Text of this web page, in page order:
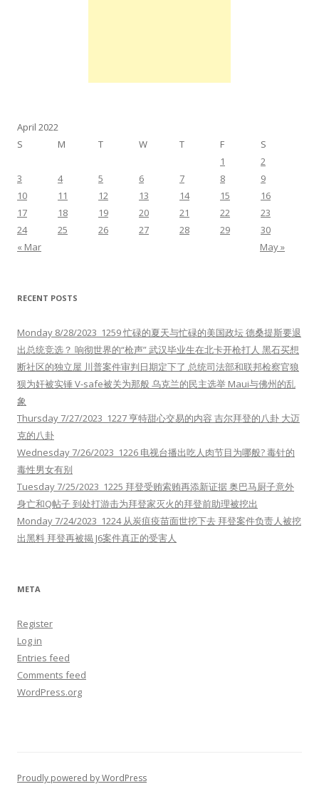
April 2022
S
M T W T F
S
1
2
3
4 5 6 7 8
9
10
11 12 13 14 15
16
17
18 19 20 21 22
23
24
25 26 27 28 29
30
« Mar
May »
RECENT POSTS
Monday 8/28/2023 1259 忙碌的夏天与忙碌的美国政坛 德桑提斯要退
出总统竞选？ 响彻世界的“枪声” 武汉毕业生在北卡开枪打人 黑石买想
断社区的独立屋 川普案件审判日期定下了 总统司法部和联邦检察官狼
狈为奸被实锤 V-safe被关为那般 乌克兰的民主选举 Maui与佛州的乱
象
Thursday 7/27/2023 1227 亨特甜心交易的内容 吉尔拜登的八卦 大迈
克的八卦
Wednesday 7/26/2023 1226 电视台播出吃人肉节目为哪般? 毒针的
毒性男女有别
Tuesday 7/25/2023 1225 拜登受贿索贿再添新证据 奥巴马厨子意外
身亡和Q帖子 到处打游击为拜登家灭火的拜登前助理被挖出
Monday 7/24/2023 1224 从炭疽疫苗面世挖下去 拜登案件负责人被挖
出黑料 拜登再被揭 J6案件真正的受害人
META
Register
Log in
Entries feed
Comments feed
WordPress.org
Proudly powered by WordPress